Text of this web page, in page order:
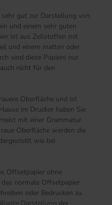
sehr gut zur Darstellung von
und einem sehr guten
ist aus Zellstoffen mit
und einem matten oder
sind diese Papiere nur
nicht für den
Oberfläche und ist
im Drucker haben Sie
mit einer Grammatur
Oberfläche werden die
wie bei
Offsetpapier ohne
normale Offsetpapier
oder Bedrucken zu